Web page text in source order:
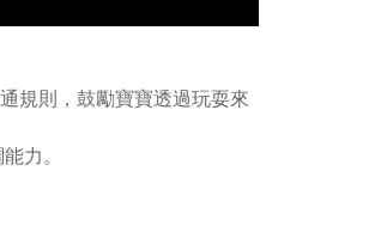
規則，鼓勵寶寶透過玩耍來
力。